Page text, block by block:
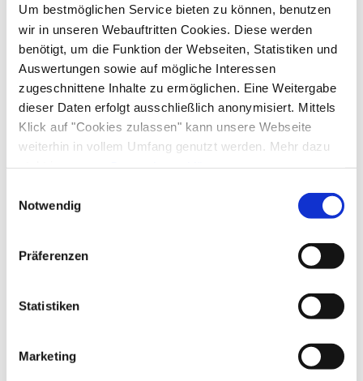
Um bestmöglichen Service bieten zu können, benutzen
wir in unseren Webauftritten Cookies. Diese werden
benötigt, um die Funktion der Webseiten, Statistiken und
Auswertungen sowie auf mögliche Interessen
zugeschnittene Inhalte zu ermöglichen. Eine Weitergabe
dieser Daten erfolgt ausschließlich anonymisiert. Mittels
Klick auf "Cookies zulassen" kann unsere Webseite
weiterhin in vollem Umfang genutzt werden. Mehr dazu
steht in unserer Datenschutzerklärung.
gelistet.
Notwendig
Präferenzen
Statistiken
Marketing
©
6,5 km 324 Hm 03:30 h
Mehr erfahren
4-Seen-Wanderung
leicht (Wandertour)